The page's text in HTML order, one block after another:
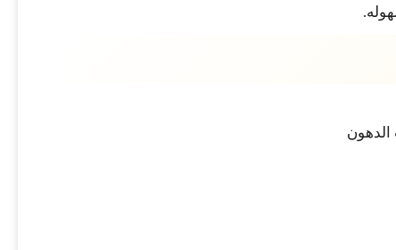
الدهون